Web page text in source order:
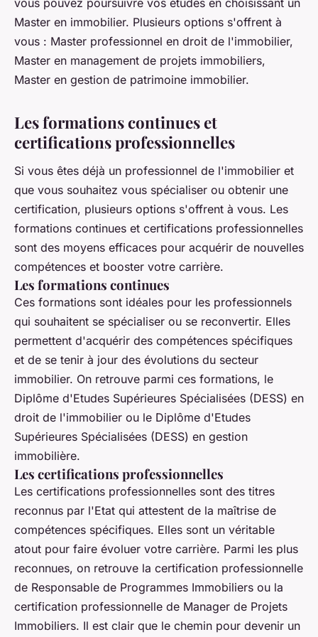
vous pouvez poursuivre vos études en choisissant un
Master en immobilier. Plusieurs options s'offrent à
vous : Master professionnel en droit de l'immobilier,
Master en management de projets immobiliers,
Master en gestion de patrimoine immobilier.
Les formations continues et
certifications professionnelles
Si vous êtes déjà un professionnel de l'immobilier et
que vous souhaitez vous spécialiser ou obtenir une
certification, plusieurs options s'offrent à vous. Les
formations continues et certifications professionnelles
sont des moyens efficaces pour acquérir de nouvelles
compétences et booster votre carrière.
Les formations continues
Ces formations sont idéales pour les professionnels
qui souhaitent se spécialiser ou se reconvertir. Elles
permettent d'acquérir des compétences spécifiques
et de se tenir à jour des évolutions du secteur
immobilier. On retrouve parmi ces formations, le
Diplôme d'Etudes Supérieures Spécialisées (DESS) en
droit de l'immobilier ou le Diplôme d'Etudes
Supérieures Spécialisées (DESS) en gestion
immobilière.
Les certifications professionnelles
Les certifications professionnelles sont des titres
reconnus par l'Etat qui attestent de la maîtrise de
compétences spécifiques. Elles sont un véritable
atout pour faire évoluer votre carrière. Parmi les plus
reconnues, on retrouve la certification professionnelle
de Responsable de Programmes Immobiliers ou la
certification professionnelle de Manager de Projets
Immobiliers. Il est clair que le chemin pour devenir un